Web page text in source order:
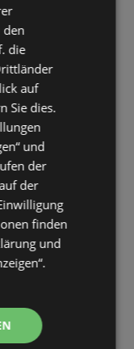
E27 2700K CL
den
die
auf
Sie dies.
und
der
der
finden
und